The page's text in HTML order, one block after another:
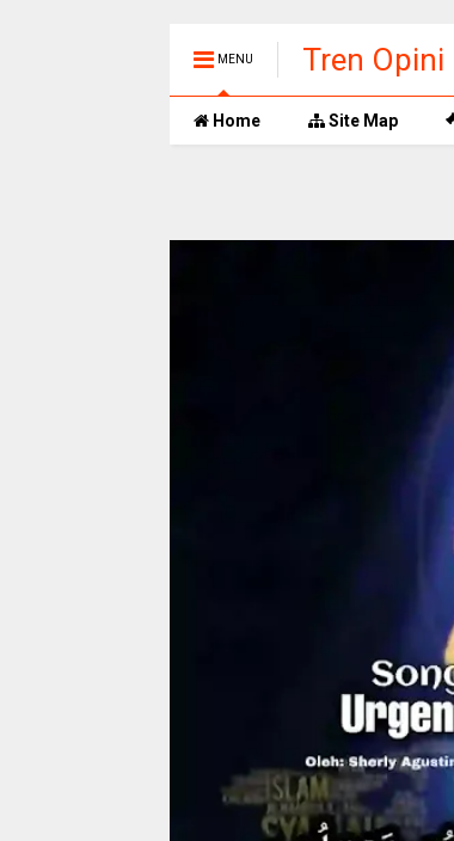
MENU Tren Opini
Home Site Map